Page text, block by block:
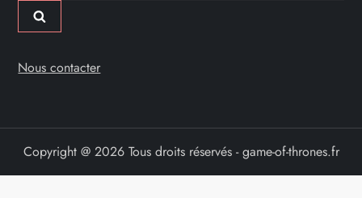
Nous contacter
Copyright @ 2026 Tous droits réservés - game-of-thrones.fr